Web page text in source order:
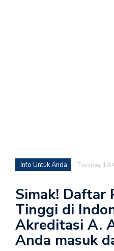
Info Untuk Anda Tuesday
Simak! Daftar
Tinggi di
Akreditasi A.
Anda masuk